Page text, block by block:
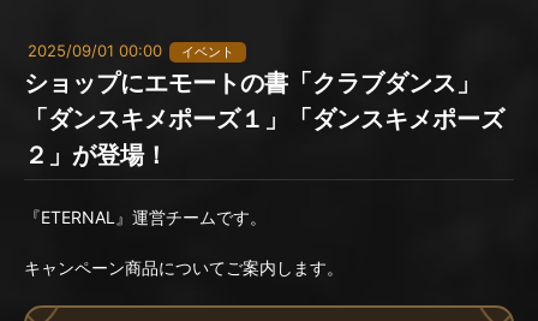
2025/09/01 00:00 イベント
ショップにエモートの書「クラブダンス」
「ダンスキメポーズ１」「ダンスキメポーズ
２」が登場！
『ETERNAL』運営チームです。
キャンペーン商品についてご案内します。